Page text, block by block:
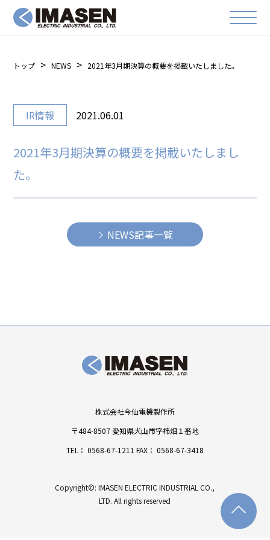
トップ NEWS 2021年3月期決算の概要を掲載いたしました。
IR情報 2021.06.01
2021年3月期決算の概要を掲載いたしまし
た。
NEWS記事一覧
株式会社今仙電機製作所
〒484-8507 愛知県犬山市字柿畑１番地
TEL： 0568-67-1211 FAX： 0568-67-3418
Copyright©: IMASEN ELECTRIC INDUSTRIAL CO.,
LTD. All rights reserved